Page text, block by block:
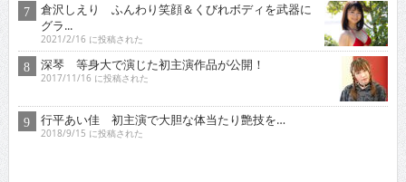
倉沢しえり ふんわり笑顔＆くびれボディを武器に
グラ...
2021/2/16 に投稿された
深琴 等身大で演じた初主演作品が公開！
2017/11/16 に投稿された
行平あい佳 初主演で大胆な体当たり艶技を…
2018/9/15 に投稿された